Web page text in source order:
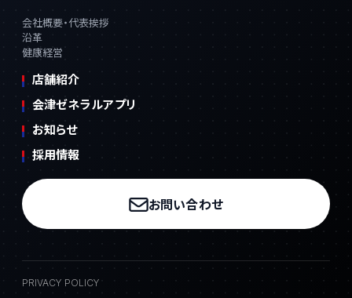
会社概要・代表挨拶
沿革
健康経営
店舗紹介
会津ゼネラルアプリ
お知らせ
採用情報
お問い合わせ
PRIVACY POLICY